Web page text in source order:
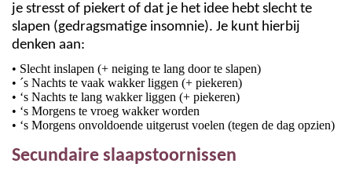
je stresst of piekert of dat je het idee hebt slecht te
slapen (gedragsmatige insomnie). Je kunt hierbij
denken aan:
• Slecht inslapen (+ neiging te lang door te slapen)
• ´s Nachts te vaak wakker liggen (+ piekeren)
• ‘s Nachts te lang wakker liggen (+ piekeren)
• ‘s Morgens te vroeg wakker worden
• ‘s Morgens onvoldoende uitgerust voelen (tegen de dag opzien)
Secundaire slaapstoornissen